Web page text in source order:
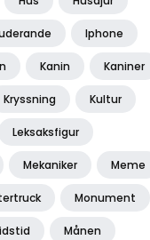
Iphone
Kanin Kaniner
Kryssning Kultur
Leksaksfigur
Mekaniker Meme
Monument
Månen